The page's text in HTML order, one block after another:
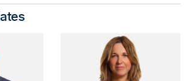
View Peter